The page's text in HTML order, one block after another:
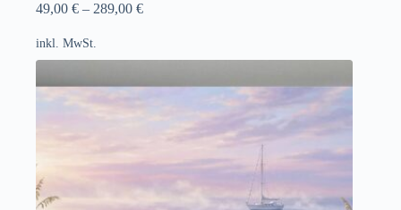
49,00 € – 289,00 €
inkl. MwSt.